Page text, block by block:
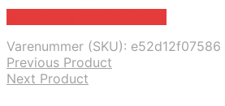
Varenummer (SKU): e52d12f07586
Previous Product
Next Product